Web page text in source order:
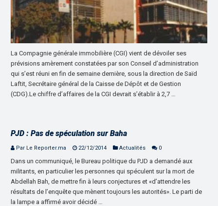
La Compagnie générale immobilière (CGI) vient de dévoiler ses
prévisions amèrement constatées par son Conseil d’administration
qui s’est réuni en fin de semaine dernière, sous la direction de Saïd
Laftit, Secrétaire général de la Caisse de Dépôt et de Gestion
(CDG).Le chiffre d’affaires de la CGI devrait s’établir à 2,7 …
PJD : Pas de spéculation sur Baha
Par Le Reporter.ma 22/12/2014 Actualités 0
Dans un communiqué, le Bureau politique du PJD a demandé aux
militants, en particulier les personnes qui spéculent sur la mort de
Abdellah Bah, de mettre fin à leurs conjectures et «d’attendre les
résultats de l’enquête que mènent toujours les autorités». Le parti de
la lampe a affirmé avoir décidé …